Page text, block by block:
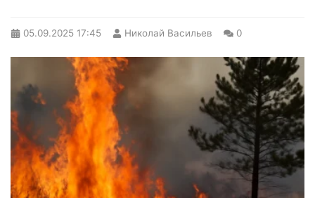
05.09.2025 17:45 Николай Васильев 0